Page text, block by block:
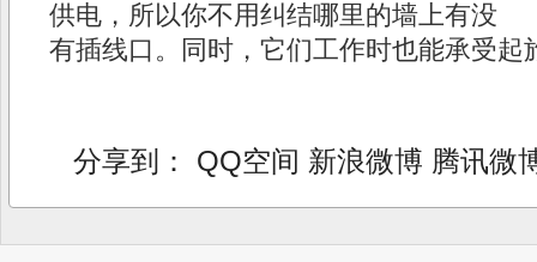
供电，所以你不用纠结哪里的墙上有没
有插线口。同时，它们工作时也能承受起
分享到： QQ空间 新浪微博 腾讯微